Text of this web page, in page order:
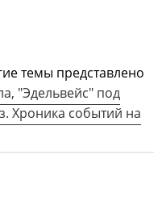
темы представлено
"Эдельвейс" под
Хроника событий на